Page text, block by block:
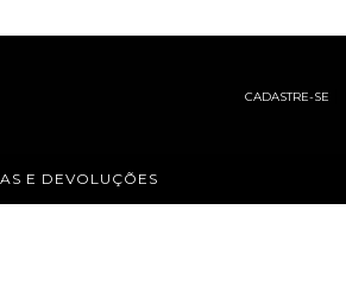
CADASTRE-SE
E DEVOLUÇÕES